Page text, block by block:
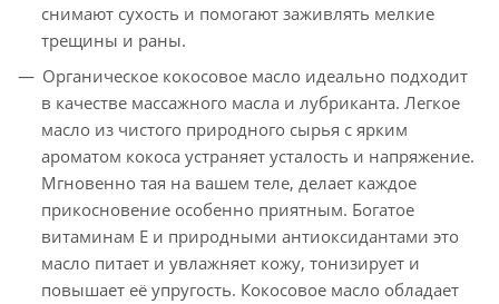
снимают сухость и помогают заживлять мелкие
трещины и раны.
Органическое кокосовое масло идеально подходит
в качестве массажного масла и лубриканта. Легкое
масло из чистого природного сырья с ярким
ароматом кокоса устраняет усталость и напряжение.
Мгновенно тая на вашем теле, делает каждое
прикосновение особенно приятным. Богатое
витаминам Е и природными антиоксидантами это
масло питает и увлажняет кожу, тонизирует и
повышает её упругость. Кокосовое масло обладает